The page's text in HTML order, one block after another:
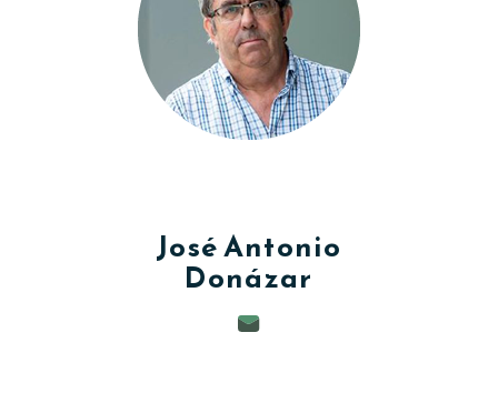
José Antonio
Donázar